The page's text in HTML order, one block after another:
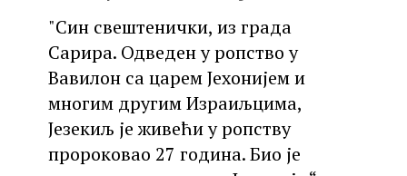
"Син свештенички, из града
Сарира. Одведен у ропство у
Вавилон са царем Јехонијем и
многим другим Израиљцима,
Језекиљ је живећи у ропству
пророковао 27 година. Био је